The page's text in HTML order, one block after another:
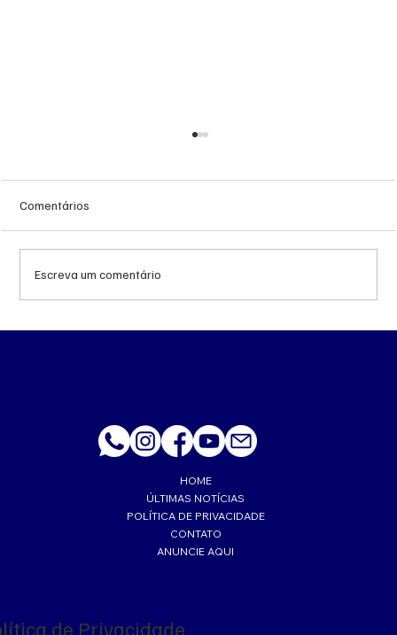
Comentários
Escreva um comentário
HOME
ÚLTIMAS NOTÍCIAS
POLÍTICA DE PRIVACIDADE
CONTATO
ANUNCIE AQUI
de Privacidade